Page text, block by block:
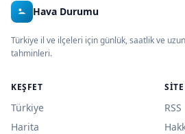
Hava Durumu
Türkiye il ve ilçeleri için günlük, saatlik ve
tahminleri.
KEŞFET
Türkiye
Harita
SITE
RSS